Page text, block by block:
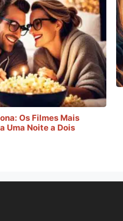
Os Filmes Mais
Uma Noite a Dois